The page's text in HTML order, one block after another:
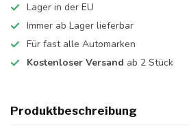
Lager in der EU
Immer ab Lager lieferbar
Für fast alle Automarken
Kostenloser Versand ab 2 Stück
Produktbeschreibung